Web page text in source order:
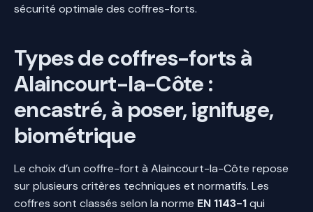
sécurité optimale des coffres-forts.
Types de coffres-forts à
Alaincourt-la-Côte :
encastré, à poser, ignifuge,
biométrique
Le choix d’un coffre-fort à Alaincourt-la-Côte repose
sur plusieurs critères techniques et normatifs. Les
coffres sont classés selon la norme EN 1143-1qui